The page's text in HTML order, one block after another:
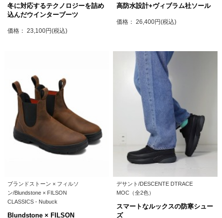
冬に対応するテクノロジーを詰め
込んだウインターブーツ
価格： 23,100円(税込)
高防水設計+ヴィブラム社ソール
価格： 26,400円(税込)
ブランドストーン × フィルソ
ン/Blundstone × FILSON
CLASSICS - Nubuck
Blundstone × FILSON
デサント/DESCENTE DTRACE
MOC（全2色）
スマートなルックスの防寒シュー
ズ